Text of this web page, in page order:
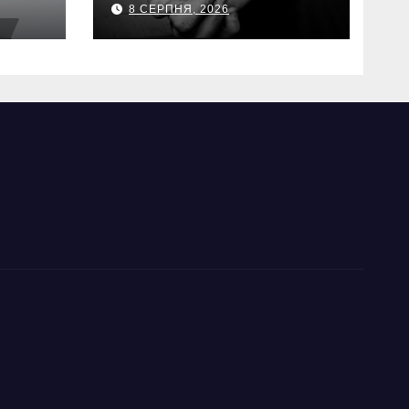
виманили у
військових понад 1
8 СЕРПНЯ, 2026